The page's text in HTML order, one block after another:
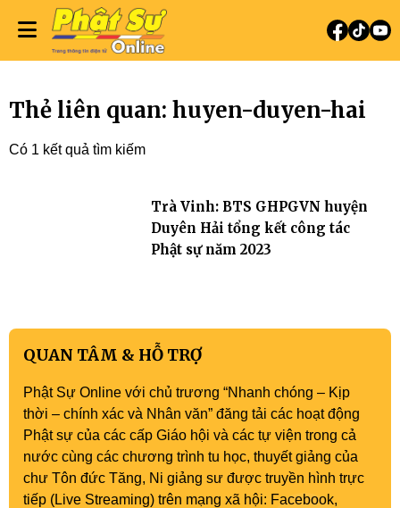
Thẻ liên quan: huyen-duyen-hai
Có 1 kết quả tìm kiếm
Trà Vinh: BTS GHPGVN huyện
Duyên Hải tổng kết công tác
Phật sự năm 2023
QUAN TÂM & HỖ TRỢ
Phật Sự Online với chủ trương “Nhanh chóng – Kịp
thời – chính xác và Nhân văn” đăng tải các hoạt động
Phật sự của các cấp Giáo hội và các tự viện trong cả
nước cùng các chương trình tu học, thuyết giảng của
chư Tôn đức Tăng, Ni giảng sư được truyền hình trực
tiếp (Live Streaming) trên mạng xã hội: Facebook,